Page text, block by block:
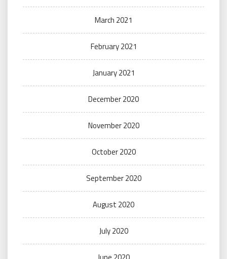
March 2021
February 2021
January 2021
December 2020
November 2020
October 2020
September 2020
August 2020
July 2020